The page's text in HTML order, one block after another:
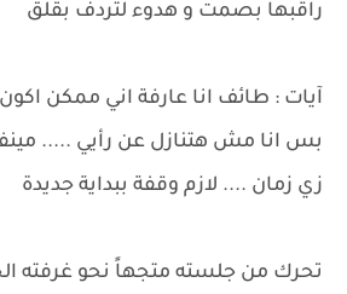
راقبها بصمت و هدوء لتردف بقلق
آيات : طائف انا عارفة اني ممكن
بس انا مش هتنازل عن رأيي .....
زي زمان .... لازم وقفة ببداية جديدة
تحرك من جلسته متجهاً نحو غرفته